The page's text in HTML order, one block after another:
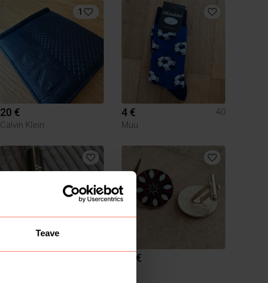
Teave
1
20 €
Calvin Klein
4 €
40
Muu
35 €